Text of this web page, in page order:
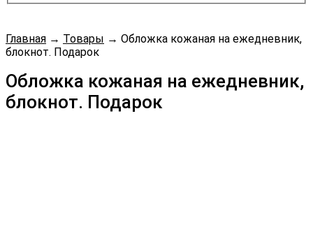
Главная → Товары → Обложка кожаная на ежедневник,
блокнот. Подарок
Обложка кожаная на ежедневник,
блокнот. Подарок